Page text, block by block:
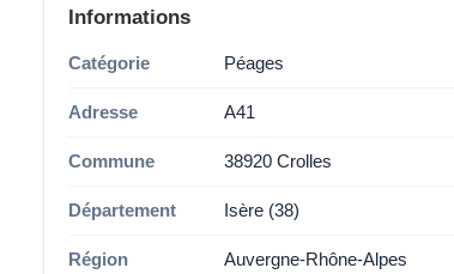
Informations
Catégorie Péages
Adresse A41
Commune 38920 Crolles
Département Isère (38)
Région Auvergne-Rhône-Alpes